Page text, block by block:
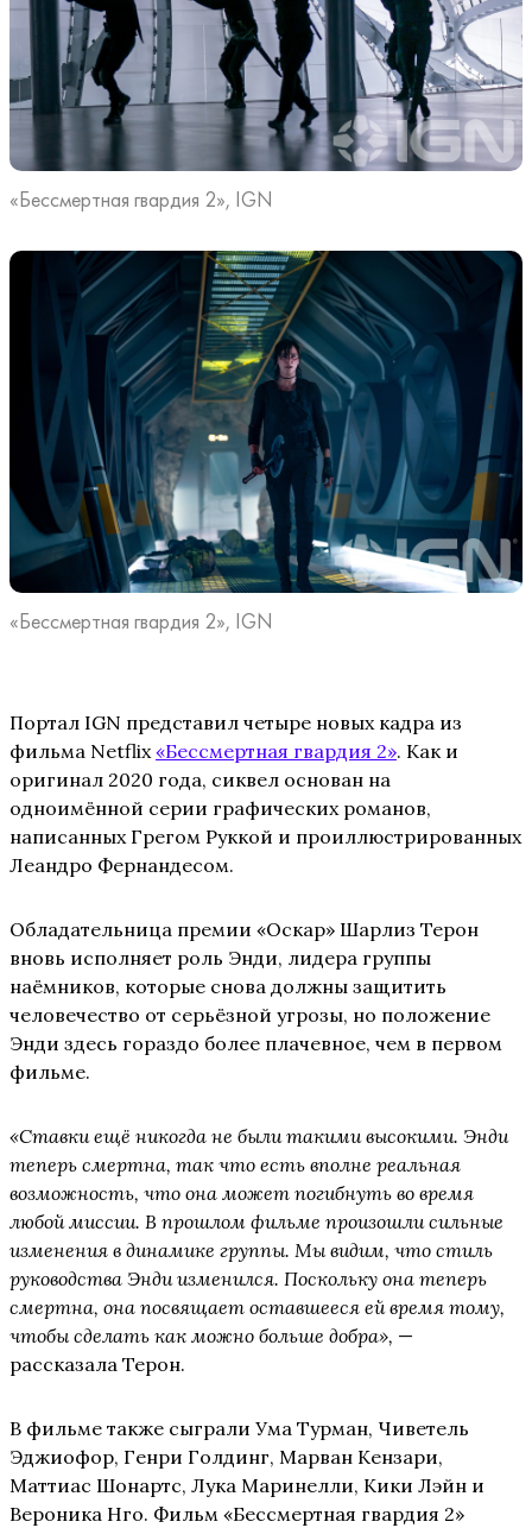
«Бессмертная гвардия 2», IGN
«Бессмертная гвардия 2», IGN
Портал IGN представил четыре новых кадра из
фильма Netflix «Бессмертная гвардия 2». Как и
оригинал 2020 года, сиквел основан на
одноимённой серии графических романов,
написанных Грегом Руккой и проиллюстрированных
Леандро Фернандесом.
Обладательница премии «Оскар» Шарлиз Терон
вновь исполняет роль Энди, лидера группы
наёмников, которые снова должны защитить
человечество от серьёзной угрозы, но положение
Энди здесь гораздо более плачевное, чем в первом
фильме.
«Ставки ещё никогда не были такими высокими. Энди
теперь смертна, так что есть вполне реальная
возможность, что она может погибнуть во время
любой миссии. В прошлом фильме произошли сильные
изменения в динамике группы. Мы видим, что стиль
руководства Энди изменился. Поскольку она теперь
смертна, она посвящает оставшееся ей время тому,
чтобы сделать как можно больше добра», —
рассказала Терон.
В фильме также сыграли Ума Турман, Чиветель
Эджиофор, Генри Голдинг, Марван Кензари,
Маттиас Шонартс, Лука Маринелли, Кики Лэйн и
Вероника Нго. Фильм «Бессмертная гвардия 2»